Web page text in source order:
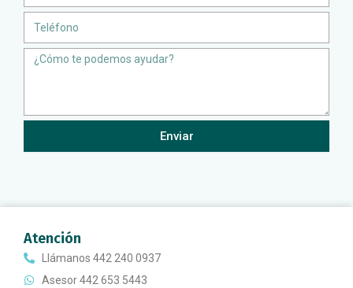
Message
Enviar
Atención
Llámanos 442 240 0937
Asesor 442 653 5443